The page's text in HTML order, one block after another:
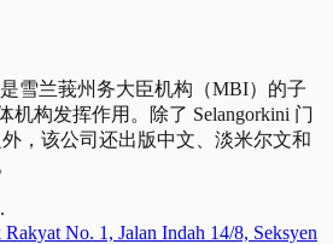
是雪兰莪州务大臣机构（MBI）的子
机构发挥作用。除了 Selangorkini 门
外，该公司还出版中文、淡米尔文和
No. 1, Jalan Indah 14/8, Seksyen